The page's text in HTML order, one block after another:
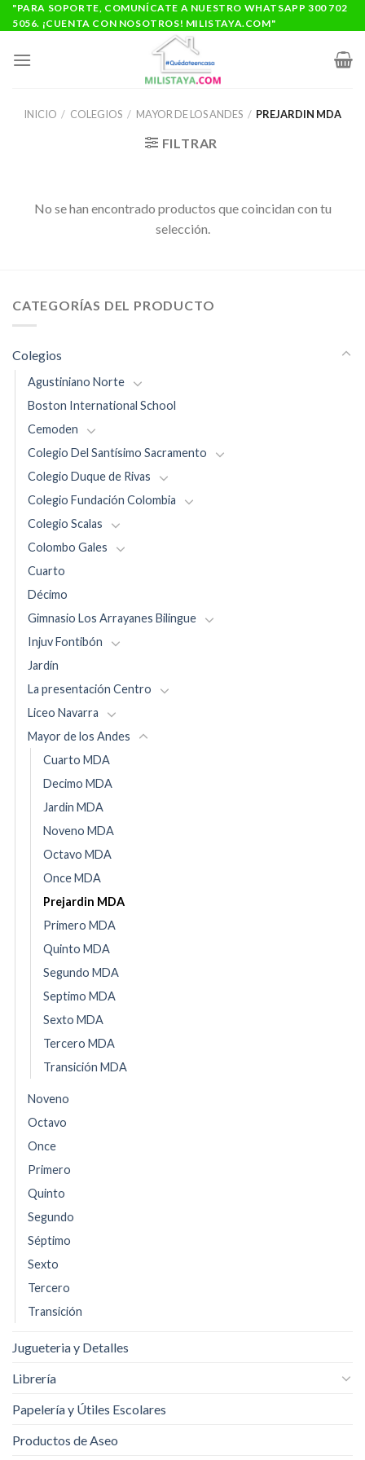
Saltar
al
"PARA SOPORTE, COMUNÍCATE A NUESTRO WHATSAPP 300 702
5056. ¡CUENTA CON NOSOTROS! MILISTAYA.COM"
INICIO / COLEGIOS / MAYOR DE LOS ANDES / PREJARDIN MDA
FILTRAR
No se han encontrado productos que coincidan con tu
selección.
CATEGORÍAS DEL PRODUCTO
Colegios
Agustiniano Norte
Boston International School
Cemoden
Colegio Del Santísimo Sacramento
Colegio Duque de Rivas
Colegio Fundación Colombia
Colegio Scalas
Colombo Gales
Cuarto
Décimo
Gimnasio Los Arrayanes Bilingue
Injuv Fontibón
Jardín
La presentación Centro
Liceo Navarra
Mayor de los Andes
Cuarto MDA
Decimo MDA
Jardin MDA
Noveno MDA
Octavo MDA
Once MDA
Prejardin MDA
Primero MDA
Quinto MDA
Segundo MDA
Septimo MDA
Sexto MDA
Tercero MDA
Transición MDA
Noveno
Octavo
Once
Primero
Quinto
Segundo
Séptimo
Sexto
Tercero
Transición
Jugueteria y Detalles
Librería
Papelería y Útiles Escolares
Productos de Aseo